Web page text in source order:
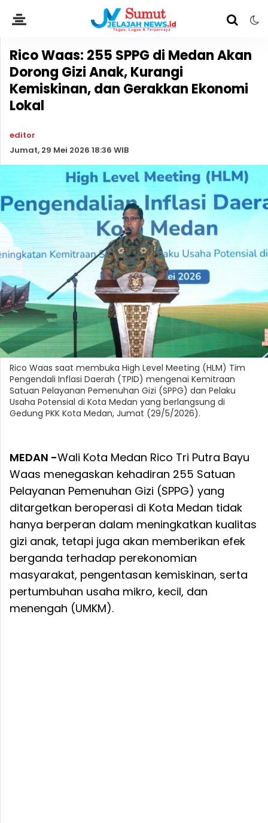
Rico Waas: 255 SPPG di Medan Akan
Dorong Gizi Anak, Kurangi
Kemiskinan, dan Gerakkan Ekonomi
Lokal
editor
Jumat, 29 Mei 2026 18:36 WIB
Rico Waas saat membuka High Level Meeting (HLM) Tim
Pengendali Inflasi Daerah (TPID) mengenai Kemitraan
Satuan Pelayanan Pemenuhan Gizi (SPPG) dan Pelaku
Usaha Potensial di Kota Medan yang berlangsung di
Gedung PKK Kota Medan, Jumat (29/5/2026).
MEDAN -Wali Kota Medan Rico Tri Putra Bayu
Waas menegaskan kehadiran 255 Satuan
Pelayanan Pemenuhan Gizi (SPPG) yang
ditargetkan beroperasi di Kota Medan tidak
hanya berperan dalam meningkatkan kualitas
gizi anak, tetapi juga akan memberikan efek
berganda terhadap perekonomian
masyarakat, pengentasan kemiskinan, serta
pertumbuhan usaha mikro, kecil, dan
menengah (UMKM).